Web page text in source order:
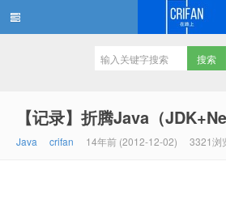
【记录】折腾Java（
Java crifan 14年前 (2012-12-02) 3321浏